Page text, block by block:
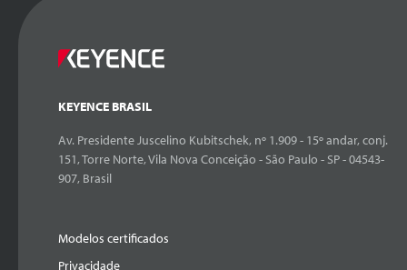
KEYENCE BRASIL
Av. Presidente Juscelino Kubitschek, nº 1.909 - 15º andar, conj.
151, Torre Norte, Vila Nova Conceição - São Paulo - SP - 04543-
907, Brasil
Modelos certificados
Privacidade